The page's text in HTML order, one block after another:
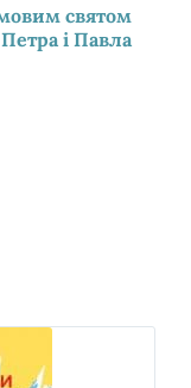
святом
і Павла